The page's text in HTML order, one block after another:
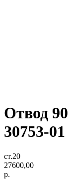
Отвод
30753-01
ст.20
27600,00
р.